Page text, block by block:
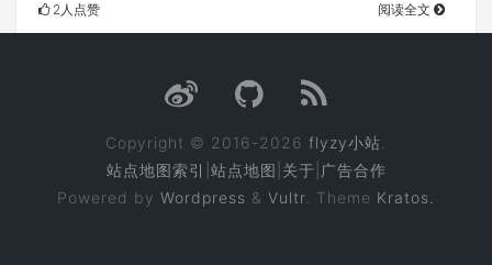
2人点赞 阅读全文
Copyright © 2016-2026 flyzy小站
站点地图索引 站点地图 关于 广告合作
Powered by Wordpress & Vultr . Theme Kratos.